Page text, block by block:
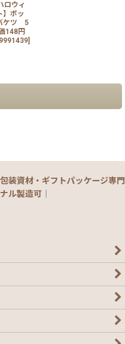
ロウィ
】ポッ
ケツ 5
円
]
装資材・ギフトパッケージ専門
ル製造可｜